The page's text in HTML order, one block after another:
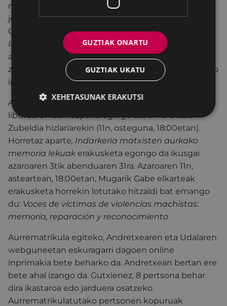
matxistari nola aurre egin eta haren aurrean nola
jokatu jakiteko (13an, osteguna, 18:00etan).
Gogoratu, azaroaren 25a Emakumeen Aurkako
Indarkeriaren Nazioarteko Egunadela. Hilabetea
amaitzeko,
helduentzako hariak, jostorratzak eta
zauriak
ipuinak izango dira, Mireia Delgado Exposito
ipuin- kontalariarekin (26an, asteazkena, 18:00etan).
Abenduan, Euskal Herriko Greba Feministak
liburuaren aurkezpena egingo da, Uma Ulazia
Zubeldia hizlariarekin (11n, osteguna, 18:00etan).
Horretaz aparte, Indarkeria matxisten aurkako
memoria lekuakerakusketa egongo da ikusgai
azaroaren 3tik abenduaren 31ra. Azaroaren 11n,
asteartean, 18:00etan, Mugarik Gabe elkarteak
erakusketa horrekin lotutako hitzaldi bat emango
du: Voces de víctimas de violencias machistas:
memoria, reparación y reconocimiento
Aurrematrikula egiteko, Andretxearen eta Udalaren
webguneetan eskuragarri dagoen online
inprimakia bete beharko da. Andretxean bertan ere
bete ahal izango da. Gutxienez, 8 pertsona behar
dira ikastaroa edo jarduera osatzeko.
Aurrematrikulatutako pertsonen kopuruak
GUZTIAK ONARTU
GUZTIAK UKATU
XEHETASUNAK ERAKUTSI